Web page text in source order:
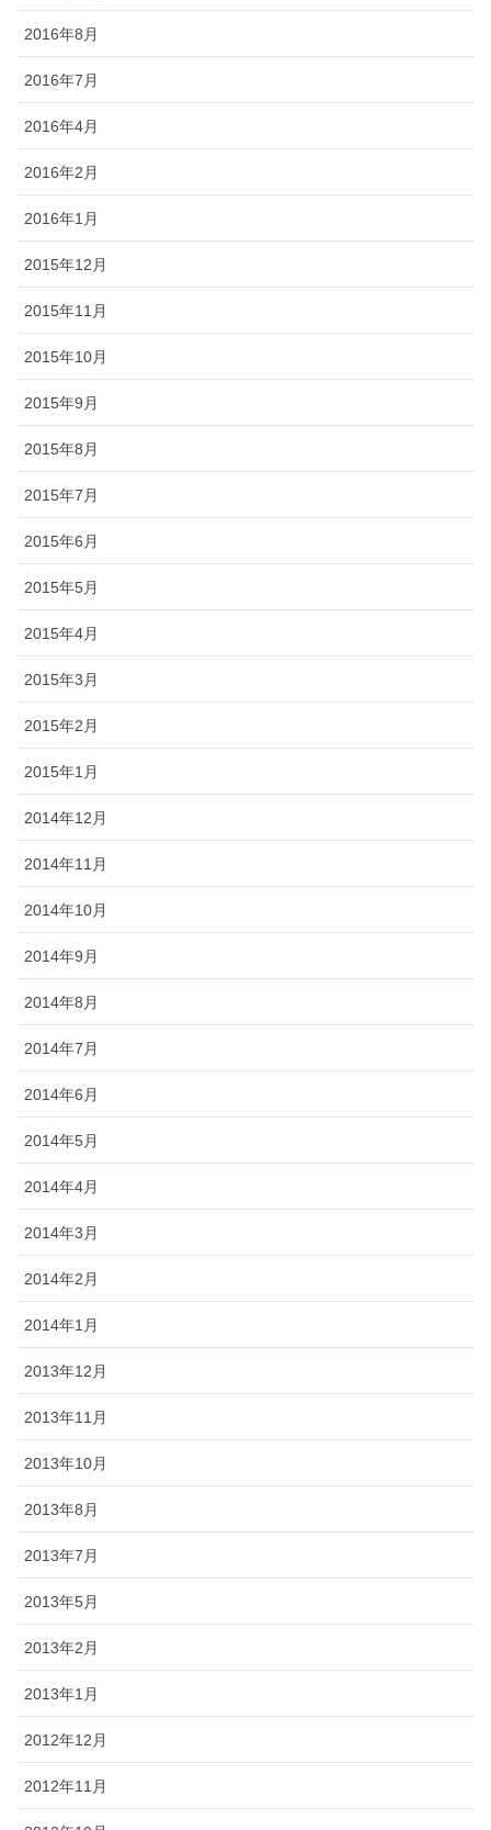
2016年8月
2016年7月
2016年4月
2016年2月
2016年1月
2015年12月
2015年11月
2015年10月
2015年9月
2015年8月
2015年7月
2015年6月
2015年5月
2015年4月
2015年3月
2015年2月
2015年1月
2014年12月
2014年11月
2014年10月
2014年9月
2014年8月
2014年7月
2014年6月
2014年5月
2014年4月
2014年3月
2014年2月
2014年1月
2013年12月
2013年11月
2013年10月
2013年8月
2013年7月
2013年5月
2013年2月
2013年1月
2012年12月
2012年11月